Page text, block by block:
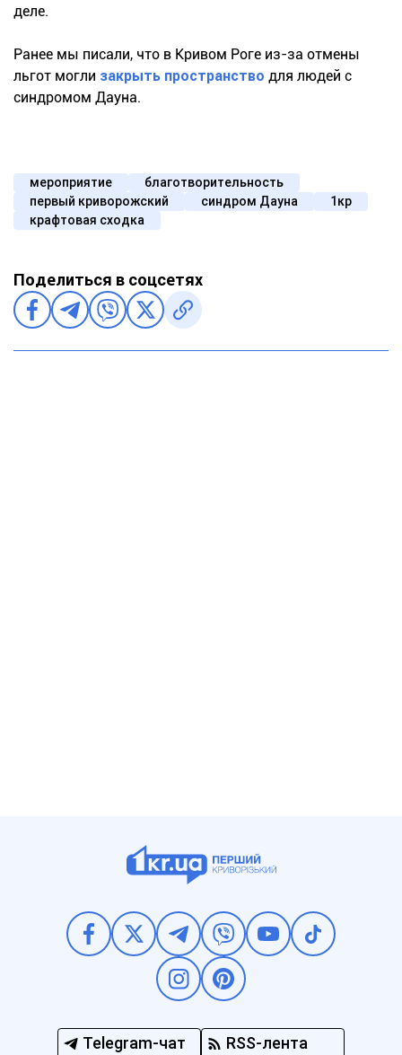
деле.
Ранее мы писали, что в Кривом Роге из-за отмены
льгот могли закрыть пространство для людей с
синдромом Дауна.
мероприятие
благотворительность
первый криворожский
синдром Дауна
1кр
крафтовая сходка
Поделиться в соцсетях
Telegram-чат RSS-лента